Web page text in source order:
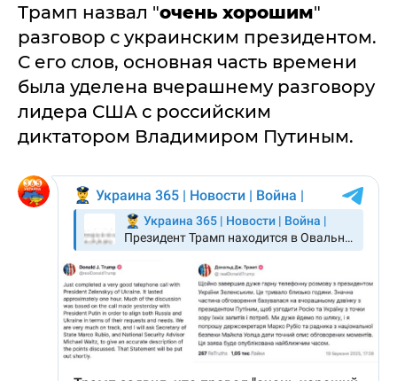
Трамп назвал "очень хорошим"
разговор с украинским президентом.
С его слов, основная часть времени
была уделена вчерашнему разговору
лидера США с российским
диктатором Владимиром Путиным.